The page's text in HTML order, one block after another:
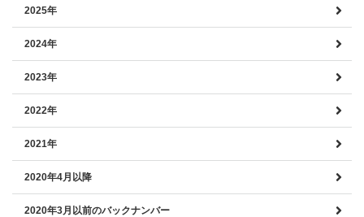
2025年
2024年
2023年
2022年
2021年
2020年4月以降
2020年3月以前のバックナンバー